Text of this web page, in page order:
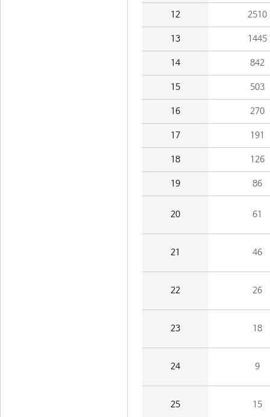
12 2510
13 1445
14 842
15 503
16 270
17 191
18 126
19 86
20 61
21 46
22 26
23 18
24 9
25 15